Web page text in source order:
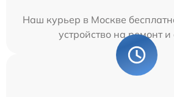
Наш курьер в Москве
устройство на ремонт и